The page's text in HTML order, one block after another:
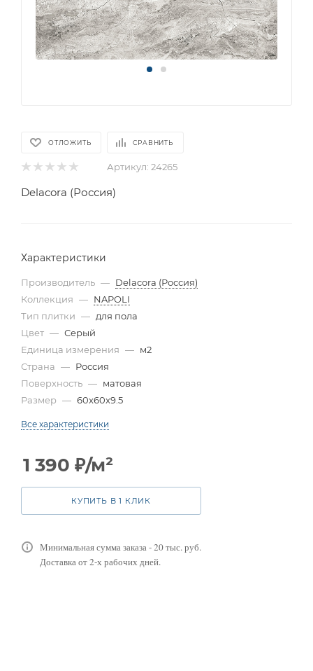
ОТЛОЖИТЬ СРАВНИТЬ
Артикул: 24265
Delacora (Россия)
Характеристики
Производитель — Delacora (Россия)
Коллекция — NAPOLI
Тип плитки — для пола
Цвет — Серый
Единица измерения — м2
Страна — Россия
Поверхность — матовая
Размер — 60x60x9.5
Все характеристики
1 390 ₽/м²
КУПИТЬ В 1 КЛИК
Минимальная сумма заказа - 20 тыс. руб.
Доставка от 2-х рабочих дней.